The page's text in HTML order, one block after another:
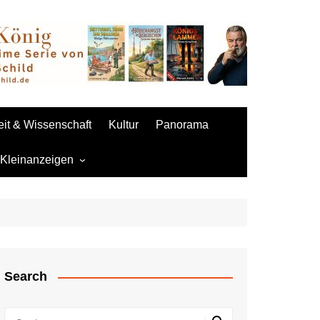
& Wissenschaft Kultur Panorama
Search